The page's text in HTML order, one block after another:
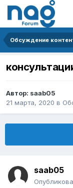
Обсуждение
Автор: saab05
21 марта, 2020 в
saab05